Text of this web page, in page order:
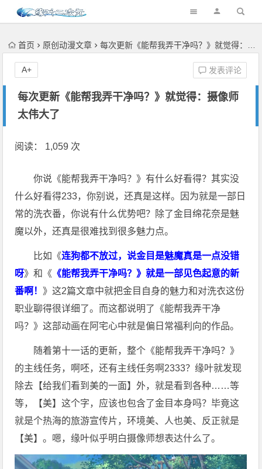
首页 原创动漫文章 每次更新《能帮我弄干净吗？》就觉得：摄像师太伟大了
每次更新《能帮我弄干净吗？》就觉得：摄像师
太伟大了
发表评论
A+
阅读： 1,059 次
你说《能帮我弄干净吗？》有什么好看得？其实没
什么好看得233，你别说，还真是这样。因为就是一部日
常的洗衣番，你说有什么优势吧？除了金目绵花奈是魅
魔以外，还真是很难找到很多魅力点。
比如《连狗都不放过，说金目是魅魔真是一点没错
呀》和《 《能帮我弄干净吗？》就是一部见色起意的新
番啊！ 》这2篇文章中就把金目自身的魅力和对洗衣这份
职业聊得很详细了。而这都说明了《能帮我弄干净
吗？》这部动画在阿宅心中就是偏日常福利向的作品。
随着第十一话的更新，整个《能帮我弄干净吗？》
的主线任务，啊呸，还有主线任务啊2333？缘叶就发现
除去【给我们看到美的一面】外，就是看到各种……等
等，【美】这个字，应该也包含了金目本身吗？毕竟这
就是个热海的旅游宣传片，环境美、人也美、反正就是
【美】。嗯，缘叶似乎明白摄像师想表达什么了。